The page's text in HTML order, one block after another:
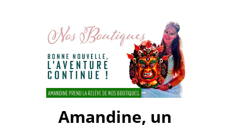
Amandine, un